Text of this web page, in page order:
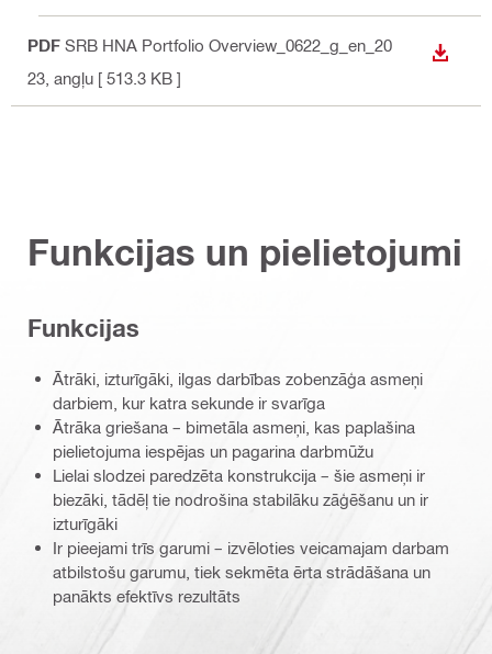
PDF SRB HNA Portfolio Overview_0622_g_en_20
23 , angļu [ 513.3 KB ]
Funkcijas un pielietojumi
Funkcijas
Ātrāki, izturīgāki, ilgas darbības zobenzāģa asmeņi
darbiem, kur katra sekunde ir svarīga
Ātrāka griešana – bimetāla asmeņi, kas paplašina
pielietojuma iespējas un pagarina darbmūžu
Lielai slodzei paredzēta konstrukcija – šie asmeņi ir
biezāki, tādēļ tie nodrošina stabilāku zāģēšanu un ir
izturīgāki
Ir pieejami trīs garumi – izvēloties veicamajam darbam
atbilstošu garumu, tiek sekmēta ērta strādāšana un
panākts efektīvs rezultāts